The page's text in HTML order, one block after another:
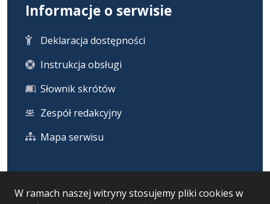
W ramach naszej witryny stosujemy pliki cookies w
Informacje o serwisie
Deklaracja dostępności
Instrukcja obsługi
Słownik skrótów
Zespół redakcyjny
Mapa serwisu